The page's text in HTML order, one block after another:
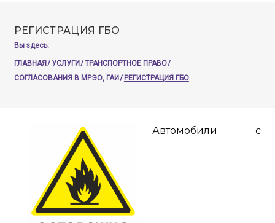
РЕГИСТРАЦИЯ ГБО
Вы здесь:
ГЛАВНАЯ / УСЛУГИ /ТРАНСПОРТНОЕ ПРАВО/
СОГЛАСОВАНИЯ В МРЭО, ГАИ / РЕГИСТРАЦИЯ ГБО
Автомобили с